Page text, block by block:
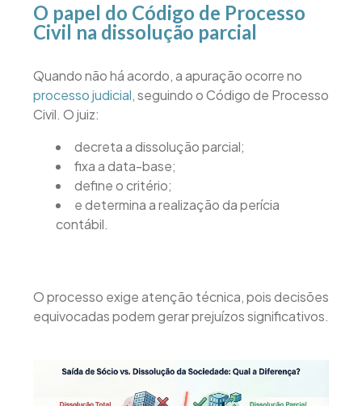
O papel do Código de Processo
Civil na dissolução parcial
Quando não há acordo, a apuração ocorre no
processo judicial, seguindo o Código de Processo
Civil. O juiz:
decreta a dissolução parcial;
fixa a data-base;
define o critério;
e determina a realização da perícia
contábil.
O processo exige atenção técnica, pois decisões
equivocadas podem gerar prejuízos significativos.